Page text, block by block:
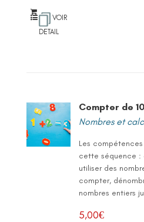
VOIR
DETAIL
Compter de
Nombres et
Les
cette séquence :
utiliser des
compter,
nombres entiers
5,00€